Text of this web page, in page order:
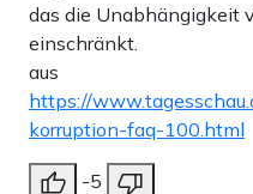
das die Unabhängigkeit
einschränkt.
aus
https://
korruption-faq-100.html
-5